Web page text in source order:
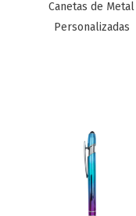
Canetas de Metal
Personalizadas